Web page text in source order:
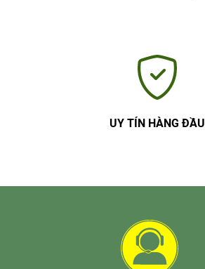
UY TÍN HÀNG ĐẦU